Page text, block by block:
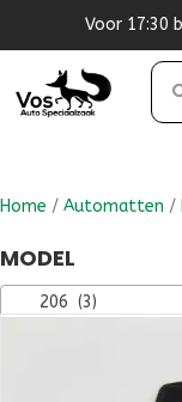
Home / Automatten /
MODEL
206 (3)